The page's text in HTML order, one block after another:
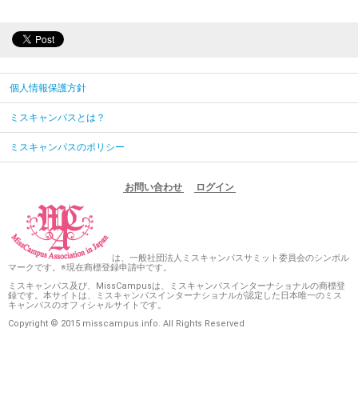
個人情報保護方針
ミスキャンパスとは？
ミスキャンパスのポリシー
お問い合わせ ログイン
は、一般社団法人ミスキャンパスサミット委員会のシンボル
マークです。※現在商標登録申請中です。
ミスキャンパス及び、MissCampusは、ミスキャンパスインターナショナルの商標登
録です。本サイトは、ミスキャンパスインターナショナルが認定した日本唯一のミス
キャンパスのオフィシャルサイトです。
Copyright © 2015 misscampus.info. All Rights Reserved